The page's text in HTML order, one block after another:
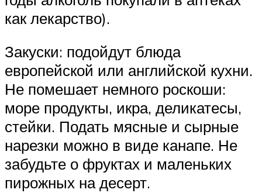
как лекарство).
Закуски: подойдут блюда
европейской или английской кухни.
Не помешает немного роскоши:
море продукты, икра, деликатесы,
стейки. Подать мясные и сырные
нарезки можно в виде канапе. Не
забудьте о фруктах и маленьких
пирожных на десерт.